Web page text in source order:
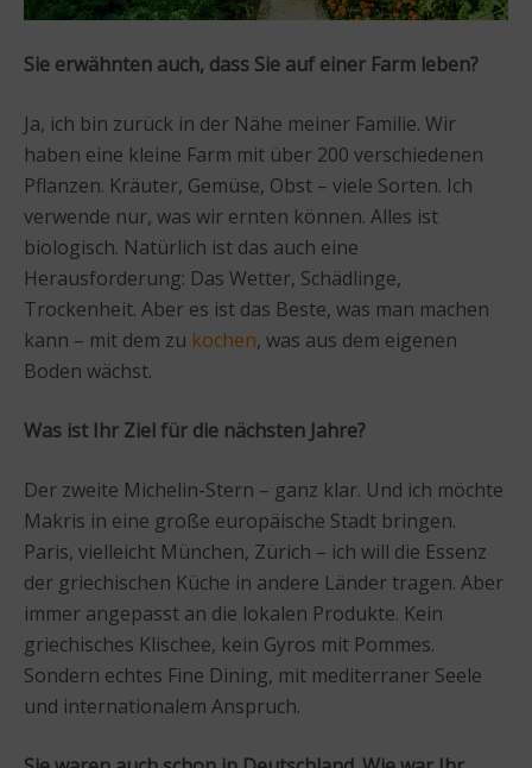
Sie erwähnten auch, dass Sie auf einer Farm leben?
Ja, ich bin zurück in der Nähe meiner Familie. Wir
haben eine kleine Farm mit über 200 verschiedenen
Pflanzen. Kräuter, Gemüse, Obst – viele Sorten. Ich
verwende nur, was wir ernten können. Alles ist
biologisch. Natürlich ist das auch eine
Herausforderung: Das Wetter, Schädlinge,
Trockenheit. Aber es ist das Beste, was man machen
kann – mit dem zu kochen, was aus dem eigenen
Boden wächst.
Was ist Ihr Ziel für die nächsten Jahre?
Der zweite Michelin-Stern – ganz klar. Und ich möchte
Makris in eine große europäische Stadt bringen.
Paris, vielleicht München, Zürich – ich will die Essenz
der griechischen Küche in andere Länder tragen. Aber
immer angepasst an die lokalen Produkte. Kein
griechisches Klischee, kein Gyros mit Pommes.
Sondern echtes Fine Dining, mit mediterraner Seele
und internationalem Anspruch.